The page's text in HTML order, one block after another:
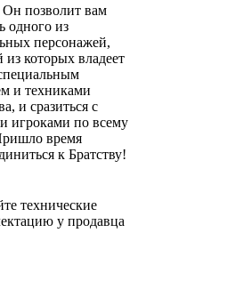
позволит вам
одного из
персонажей,
которых владеет
и техниками
и сразиться с
игроками по всему
время
к Братству!
технические
у продавца